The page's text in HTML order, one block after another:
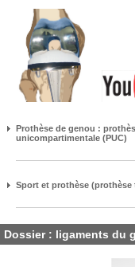
Prothèse de genou :
unicompartimentale (PUC)
Sport et prothèse (prothèse
Dossier : ligaments du